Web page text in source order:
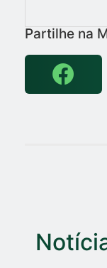
Partilhe na